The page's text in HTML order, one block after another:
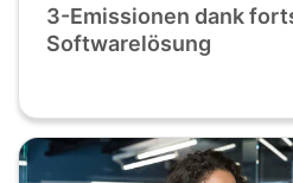
3-Emissionen dank
Softwarelösung